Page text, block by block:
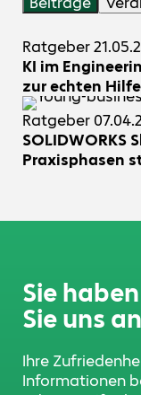
Ratgeber
KI im
zur echten Hilfe
Ratgeber
SOLIDWORKS
Praxisphasen
Sie
Sie uns
Ihre
Informationen